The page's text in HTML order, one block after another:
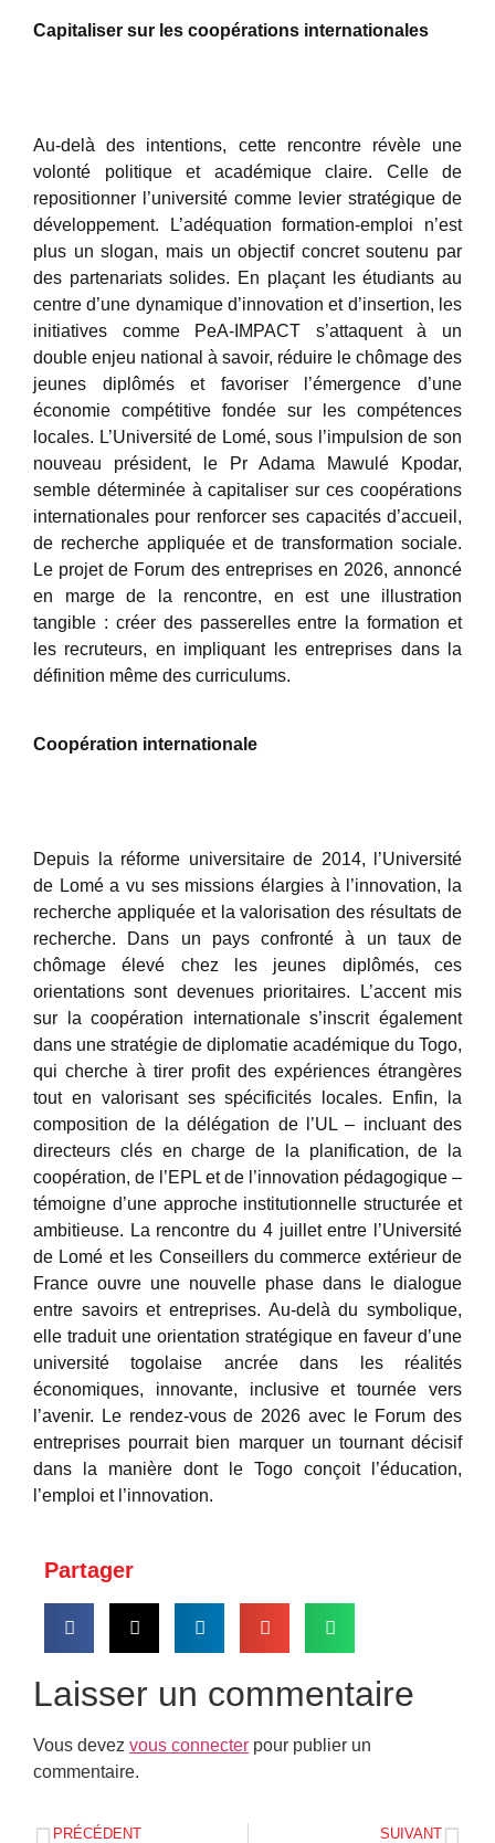
Capitaliser sur les coopérations internationales
Au-delà des intentions, cette rencontre révèle une
volonté politique et académique claire. Celle de
repositionner l’université comme levier stratégique de
développement. L’adéquation formation-emploi n’est
plus un slogan, mais un objectif concret soutenu par
des partenariats solides. En plaçant les étudiants au
centre d’une dynamique d’innovation et d’insertion, les
initiatives comme PeA-IMPACT s’attaquent à un
double enjeu national à savoir, réduire le chômage des
jeunes diplômés et favoriser l’émergence d’une
économie compétitive fondée sur les compétences
locales. L’Université de Lomé, sous l’impulsion de son
nouveau président, le Pr Adama Mawulé Kpodar,
semble déterminée à capitaliser sur ces coopérations
internationales pour renforcer ses capacités d’accueil,
de recherche appliquée et de transformation sociale.
Le projet de Forum des entreprises en 2026, annoncé
en marge de la rencontre, en est une illustration
tangible : créer des passerelles entre la formation et
les recruteurs, en impliquant les entreprises dans la
définition même des curriculums.
Coopération internationale
Depuis la réforme universitaire de 2014, l’Université
de Lomé a vu ses missions élargies à l’innovation, la
recherche appliquée et la valorisation des résultats de
recherche. Dans un pays confronté à un taux de
chômage élevé chez les jeunes diplômés, ces
orientations sont devenues prioritaires. L’accent mis
sur la coopération internationale s’inscrit également
dans une stratégie de diplomatie académique du Togo,
qui cherche à tirer profit des expériences étrangères
tout en valorisant ses spécificités locales. Enfin, la
composition de la délégation de l’UL – incluant des
directeurs clés en charge de la planification, de la
coopération, de l’EPL et de l’innovation pédagogique –
témoigne d’une approche institutionnelle structurée et
ambitieuse. La rencontre du 4 juillet entre l’Université
de Lomé et les Conseillers du commerce extérieur de
France ouvre une nouvelle phase dans le dialogue
entre savoirs et entreprises. Au-delà du symbolique,
elle traduit une orientation stratégique en faveur d’une
université togolaise ancrée dans les réalités
économiques, innovante, inclusive et tournée vers
l’avenir. Le rendez-vous de 2026 avec le Forum des
entreprises pourrait bien marquer un tournant décisif
dans la manière dont le Togo conçoit l’éducation,
l’emploi et l’innovation.
Partager
Laisser un commentaire
Vous devez vous connecter pour publier un
commentaire.
PRÉCÉDENT SUIVANT